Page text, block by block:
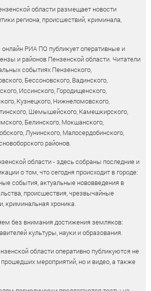
области размещает новости
региона, происшествий, криминала,
РИА ПО публикует оперативные и
и районов Пензенской области. Читатели
событиях Пензенского,
Бессоновского, Вадинского,
Иссинского, Городищенского,
Кузнецкого, Нижнеломовского,
Шемышейского, Камешкирского,
Белинского, Мокшанского,
Лунинского, Малосердобинского,
районов.
области - здесь собраны последние и
о том, что сегодня происходит в городе:
события, актуальные нововведения в
происшествия, чрезвычайные
криминальная хроника.
без внимания достижения земляков:
культуры, науки и образования.
области оперативно публикуются не
мероприятий, но и видео, а также